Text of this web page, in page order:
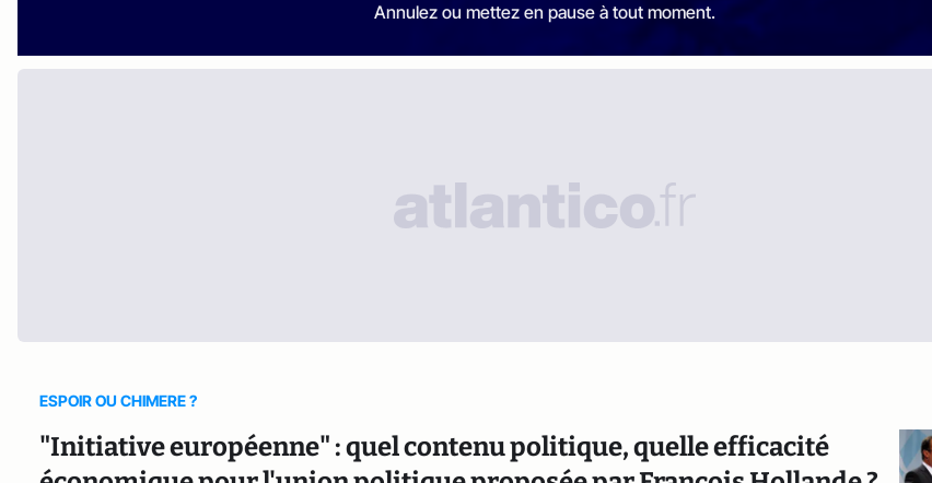
Annulez ou mettez en pause à tout moment.
ESPOIR OU CHIMERE ?
"Initiative européenne" : quel contenu politique, quelle efficacité